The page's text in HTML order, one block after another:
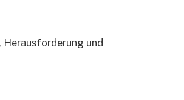
Herausforderung und